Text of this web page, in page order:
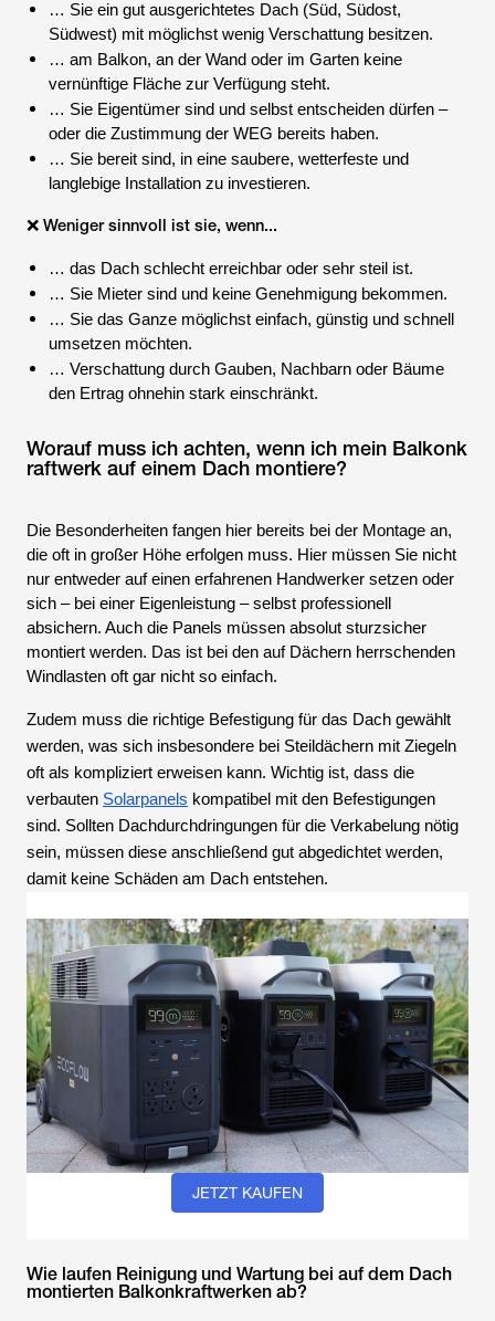
… Sie ein gut ausgerichtetes Dach (Süd, Südost,
Südwest) mit möglichst wenig Verschattung besitzen.
… am Balkon, an der Wand oder im Garten keine
vernünftige Fläche zur Verfügung steht.
… Sie Eigentümer sind und selbst entscheiden dürfen –
oder die Zustimmung der WEG bereits haben.
… Sie bereit sind, in eine saubere, wetterfeste und
langlebige Installation zu investieren.
❌ Weniger sinnvoll ist sie, wenn...
… das Dach schlecht erreichbar oder sehr steil ist.
… Sie Mieter sind und keine Genehmigung bekommen.
… Sie das Ganze möglichst einfach, günstig und schnell
umsetzen möchten.
… Verschattung durch Gauben, Nachbarn oder Bäume
den Ertrag ohnehin stark einschränkt.
Worauf muss ich achten, wenn ich mein Balkonk
raftwerk auf einem Dach montiere?
Die Besonderheiten fangen hier bereits bei der Montage an,
die oft in großer Höhe erfolgen muss. Hier müssen Sie nicht
nur entweder auf einen erfahrenen Handwerker setzen oder
sich – bei einer Eigenleistung – selbst professionell
absichern. Auch die Panels müssen absolut sturzsicher
montiert werden. Das ist bei den auf Dächern herrschenden
Windlasten oft gar nicht so einfach.
Zudem muss die richtige Befestigung für das Dach gewählt
werden, was sich insbesondere bei Steildächern mit Ziegeln
oft als kompliziert erweisen kann. Wichtig ist, dass die
verbauten Solarpanels kompatibel mit den Befestigungen
sind. Sollten Dachdurchdringungen für die Verkabelung nötig
sein, müssen diese anschließend gut abgedichtet werden,
damit keine Schäden am Dach entstehen.
JETZT KAUFEN
Wie laufen Reinigung und Wartung bei auf dem Dach
montierten Balkonkraftwerken ab?